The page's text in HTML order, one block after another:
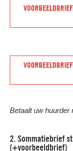
Betaalt uw huurder
2. Sommatiebrief
(+voorbeeldbrief)